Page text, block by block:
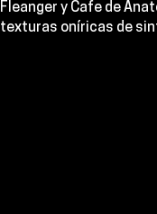
Fleanger y Cafe de
texturas oníricas de